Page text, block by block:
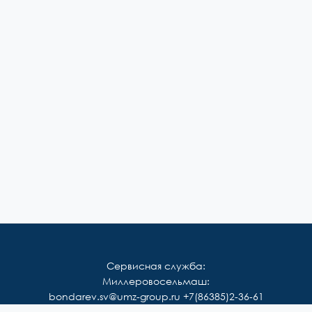
Сервисная служба:
Миллеровосельмаш:
bondarev.sv@umz-group.ru +7(86385)2-36-61